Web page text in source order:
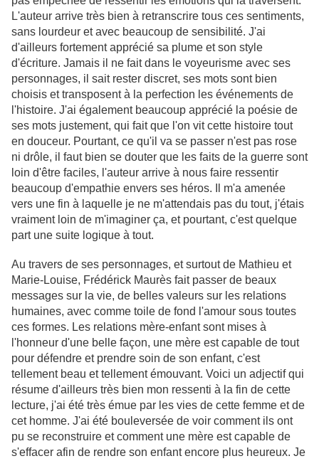
L'auteur arrive très bien à retranscrire tous ces sentiments,
sans lourdeur et avec beaucoup de sensibilité. J'ai
d'ailleurs fortement apprécié sa plume et son style
d'écriture. Jamais il ne fait dans le voyeurisme avec ses
personnages, il sait rester discret, ses mots sont bien
choisis et transposent à la perfection les événements de
l'histoire. J'ai également beaucoup apprécié la poésie de
ses mots justement, qui fait que l'on vit cette histoire tout
en douceur. Pourtant, ce qu'il va se passer n'est pas rose
ni drôle, il faut bien se douter que les faits de la guerre sont
loin d'être faciles, l'auteur arrive à nous faire ressentir
beaucoup d'empathie envers ses héros. Il m'a amenée
vers une fin à laquelle je ne m'attendais pas du tout, j'étais
vraiment loin de m'imaginer ça, et pourtant, c'est quelque
part une suite logique à tout.
Au travers de ses personnages, et surtout de Mathieu et
Marie-Louise, Frédérick Maurès fait passer de beaux
messages sur la vie, de belles valeurs sur les relations
humaines, avec comme toile de fond l'amour sous toutes
ces formes. Les relations mère-enfant sont mises à
l'honneur d'une belle façon, une mère est capable de tout
pour défendre et prendre soin de son enfant, c'est
tellement beau et tellement émouvant. Voici un adjectif qui
résume d'ailleurs très bien mon ressenti à la fin de cette
lecture, j'ai été très émue par les vies de cette femme et de
cet homme. J'ai été bouleversée de voir comment ils ont
pu se reconstruire et comment une mère est capable de
s'effacer afin de rendre son enfant encore plus heureux. Je